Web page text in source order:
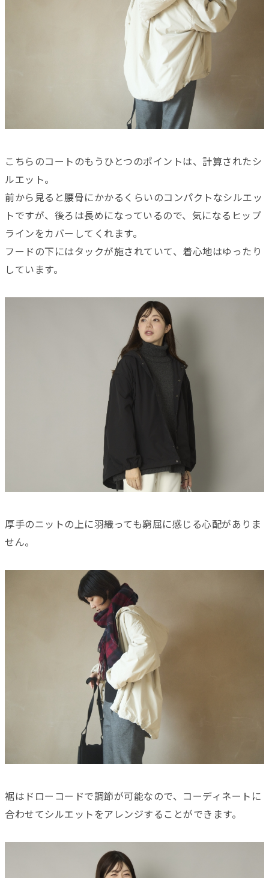
こちらのコートのもうひとつのポイントは、計算されたシ
ルエット。
前から見ると腰骨にかかるくらいのコンパクトなシルエッ
トですが、後ろは長めになっているので、気になるヒップ
ラインをカバーしてくれます。
フードの下にはタックが施されていて、着心地はゆったり
しています。
厚手のニットの上に羽織っても窮屈に感じる心配がありま
せん。
裾はドローコードで調節が可能なので、コーディネートに
合わせてシルエットをアレンジすることができます。